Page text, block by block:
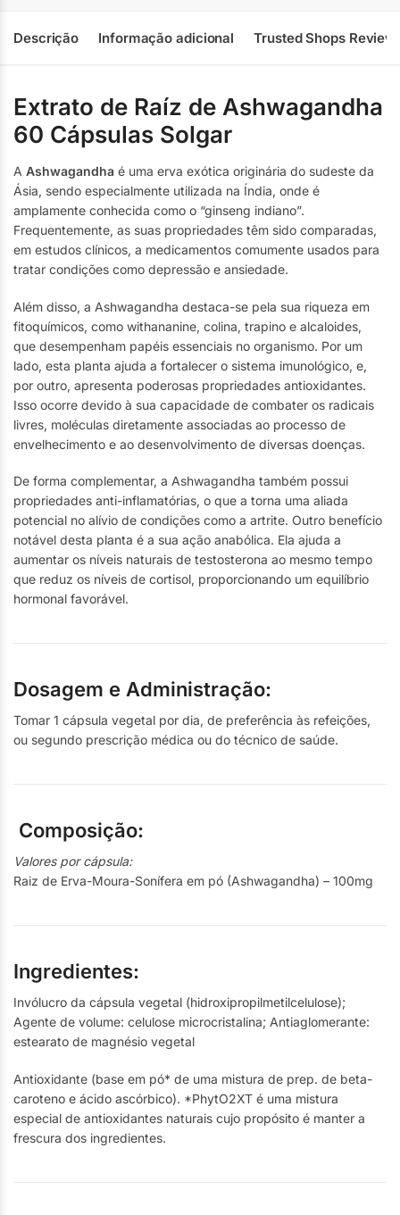
Descrição Informação adicional Trusted Shops
Extrato de Raíz de Ashwagandha
60 Cápsulas Solgar
A Ashwagandha é uma erva exótica originária do sudeste da
Ásia, sendo especialmente utilizada na Índia, onde é
amplamente conhecida como o “ginseng indiano”.
Frequentemente, as suas propriedades têm sido comparadas,
em estudos clínicos, a medicamentos comumente usados para
tratar condições como depressão e ansiedade.
Além disso, a Ashwagandha destaca-se pela sua riqueza em
fitoquímicos, como withananine, colina, trapino e alcaloides,
que desempenham papéis essenciais no organismo. Por um
lado, esta planta ajuda a fortalecer o sistema imunológico, e,
por outro, apresenta poderosas propriedades antioxidantes.
Isso ocorre devido à sua capacidade de combater os radicais
livres, moléculas diretamente associadas ao processo de
envelhecimento e ao desenvolvimento de diversas doenças.
De forma complementar, a Ashwagandha também possui
propriedades anti-inflamatórias, o que a torna uma aliada
potencial no alívio de condições como a artrite. Outro benefício
notável desta planta é a sua ação anabólica. Ela ajuda a
aumentar os níveis naturais de testosterona ao mesmo tempo
que reduz os níveis de cortisol, proporcionando um equilíbrio
hormonal favorável.
Dosagem e Administração:
Tomar 1 cápsula vegetal por dia, de preferência às refeições,
ou segundo prescrição médica ou do técnico de saúde.
Composição:
Valores por cápsula:
Raiz de Erva-Moura-Sonífera em pó (Ashwagandha) – 100mg
Ingredientes:
Invólucro da cápsula vegetal (hidroxipropilmetilcelulose);
Agente de volume: celulose microcristalina; Antiaglomerante:
estearato de magnésio vegetal
Antioxidante (base em pó* de uma mistura de prep. de beta-
caroteno e ácido ascórbico). *PhytO2XT é uma mistura
especial de antioxidantes naturais cujo propósito é manter a
frescura dos ingredientes.